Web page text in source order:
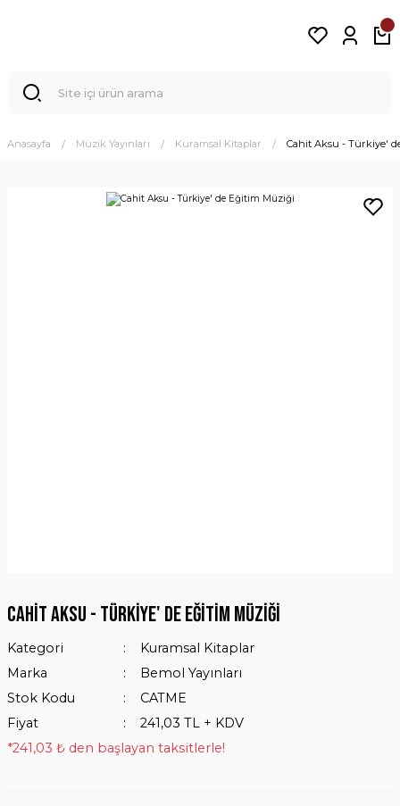
Anasayfa Müzik Yayınları Kuramsal Kitaplar Cahit Aksu - Türkiye'
Cahit Aksu - Türkiye' de Eğitim Müziği
Kategori
Kuramsal Kitaplar
Marka
Bemol Yayınları
Stok Kodu
CATME
Fiyat
241,03 TL + KDV
*241,03 ₺ den başlayan taksitlerle!